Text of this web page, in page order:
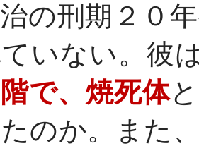
の刑期２０
いない。彼
で、焼死体
のか。また